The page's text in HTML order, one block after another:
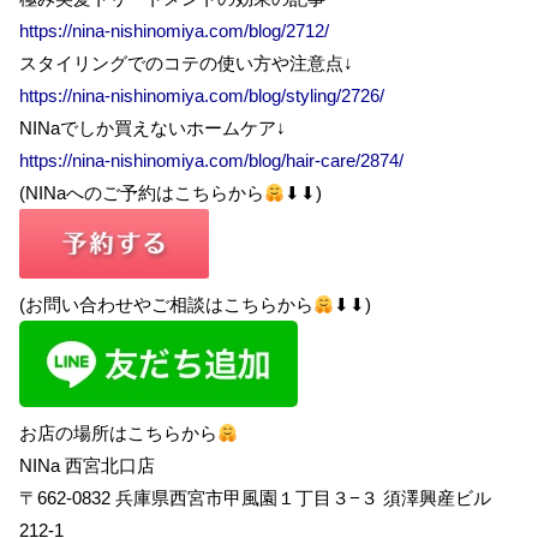
https://nina-nishinomiya.com/blog/2712/
スタイリングでのコテの使い方や注意点↓
https://nina-nishinomiya.com/blog/styling/2726/
NINaでしか買えないホームケア↓
https://nina-nishinomiya.com/blog/hair-care/2874/
(NINaへのご予約はこちらから
⬇︎⬇︎)
(お問い合わせやご相談はこちらから ⬇︎⬇︎)
お店の場所はこちらから
NINa 西宮北口店
〒662-0832 兵庫県西宮市甲風園１丁目３−３ 須澤興産ビル
212-1